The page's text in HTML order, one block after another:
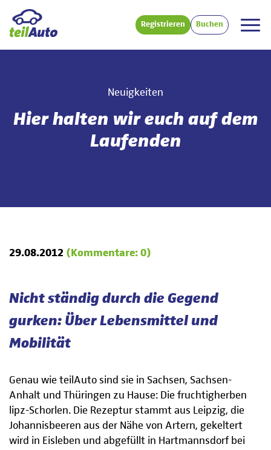
Registrieren Buchen
Neuigkeiten
Hier halten wir euch auf dem
Laufenden
29.08.2012 (Kommentare: 0)
Nicht ständig durch die Gegend
gurken: Über Lebensmittel und
Mobilität
Genau wie teilAuto sind sie in Sachsen, Sachsen-
Anhalt und Thüringen zu Hause: Die fruchtigherben
lipz-Schorlen. Die Rezeptur stammt aus Leipzig, die
Johannisbeeren aus der Nähe von Artern, gekeltert
wird in Eisleben und abgefüllt in Hartmannsdorf bei